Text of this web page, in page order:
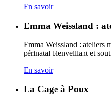
En savoir
Emma Weissland :
Emma Weissland : ateliers
périnatal bienveillant et
En savoir
La Cage à Poux